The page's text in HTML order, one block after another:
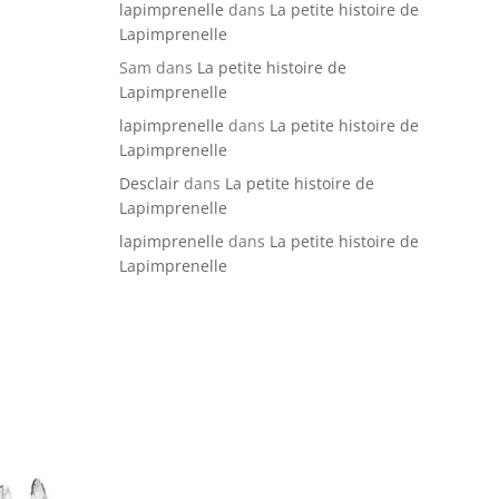
lapimprenelle dans La petite histoire de
Lapimprenelle
Sam dans La petite histoire de
Lapimprenelle
lapimprenelle dans La petite histoire de
Lapimprenelle
Desclairdans La petite histoire de
Lapimprenelle
lapimprenelle dans La petite histoire de
Lapimprenelle